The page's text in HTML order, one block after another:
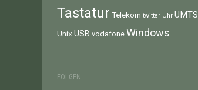
Tastatur Telekom twitter Uhr UMTS
Unix USB vodafone Windows
FOLGEN